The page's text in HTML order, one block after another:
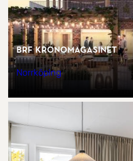
Brf Kronomagasinet
Norrköping